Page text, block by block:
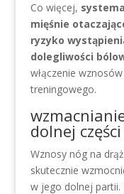
Co więcej,
mięśnie
ryzyko
dolegliwości
włączenie
treningowego.
dolnej części
Wznosy nóg na
skutecznie
w jego dolnej partii.